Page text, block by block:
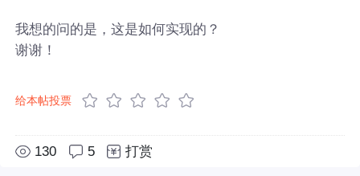
我想的问的是，这是如何实现的？
谢谢！
给本帖投票
130 5 打赏